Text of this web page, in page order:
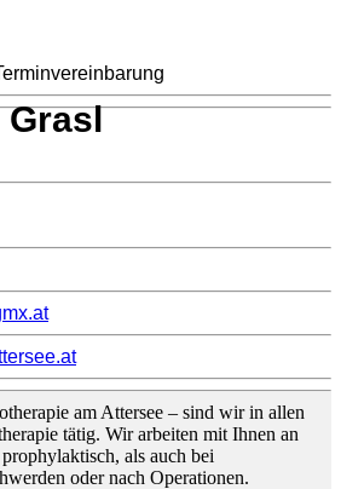
Grasl
am Attersee – sind wir in allen
tätig. Wir arbeiten mit Ihnen an
als auch bei
oder nach Operationen.